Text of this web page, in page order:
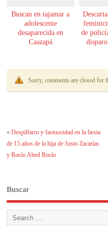
Buscan en tajamar a
adolescente
desaparecida en
Caazapá
de
Sorry, comments are closed for
«Despilfarro y fastuosidad en la fiesta
de 15 años de la hija de Justo Zacarías
y Rocío Abed Rocío
Buscar